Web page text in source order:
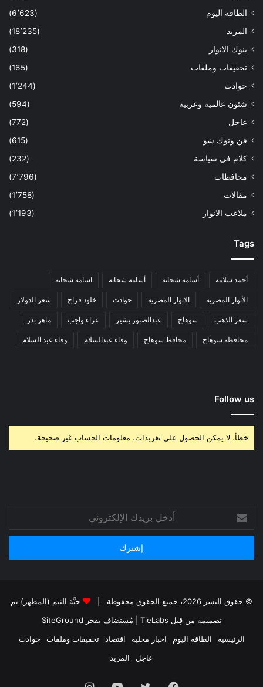
الطاقه اليوم
(6٬623)
المزيد
(18٬235)
بنوك الانوار
(318)
تحقيقات وملفات
(165)
حوادث
(1٬244)
شئون عالميه وعربيه
(594)
عاجل
(772)
فن وتوك شو
(615)
كلام فى سياسة
(232)
محافظات
(7٬796)
مقالات
(1٬758)
ملاعب الانوار
(1٬193)
Tags
أحمد سلامة أسامة شحاتة أسامة شحاته اسامة شحاته
الأنوار المصرية الانوار المصرية حوادث خلود فراج سعر الدولار
سعر الذهب سوهاج عبدالصبور بشير عزاء واجب ماهر بدر
محافظة سوهاج محافظ سوهاج وفاء عبدالسلام وفاء عبد السلام
Follow us
خطأ، لا يمكن الحصول على تغريدات، معلومات الحساب غير صحيحة.
بريدك
الإلكتروني
© حقوق النشر 2026، جميع الحقوق محفوظة |
جَنَّة الثيم (المظهر) تم
تصميمه من قِبل TieLabs
| مُستضاف بفخر SiteGround
الرئيسية
الطاقه اليوم اخبار محليه اقتصاد تحقيقات وملفات
حوادث
عاجل
المزيد